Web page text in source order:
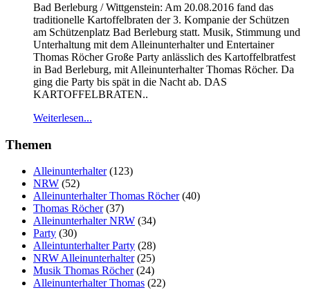
Bad Berleburg / Wittgenstein: Am 20.08.2016 fand das
traditionelle Kartoffelbraten der 3. Kompanie der Schützen
am Schützenplatz Bad Berleburg statt. Musik, Stimmung und
Unterhaltung mit dem Alleinunterhalter und Entertainer
Thomas Röcher Große Party anlässlich des Kartoffelbratfest
in Bad Berleburg, mit Alleinunterhalter Thomas Röcher. Da
ging die Party bis spät in die Nacht ab. DAS
KARTOFFELBRATEN..
Weiterlesen...
Themen
Alleinunterhalter(123)
NRW (52)
Alleinunterhalter Thomas Röcher(40)
Thomas Röcher(37)
Alleinunterhalter NRW (34)
Party (30)
Alleintunterhalter Party (28)
NRW Alleinunterhalter(25)
Musik Thomas Röcher(24)
Alleinunterhalter Thomas (22)